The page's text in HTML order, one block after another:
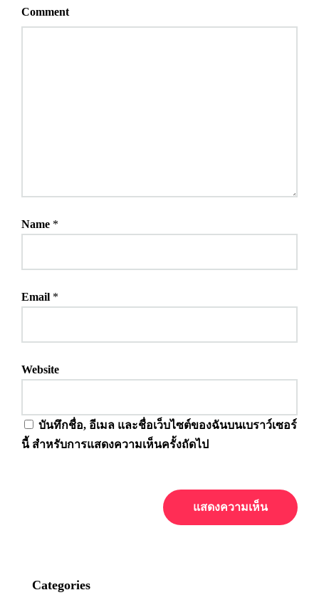
Comment
Name *
Email *
Website
บันทึกชื่อ, อีเมล และชื่อเว็บไซต์ของฉันบนเบราว์เซอร์
นี้ สำหรับการแสดงความเห็นครั้งถัดไป
Categories